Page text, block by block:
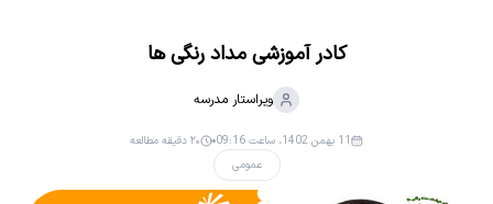
کادر آموزشی مداد رنگی ها
ویراستار مدرسه
عمومی
11 بهمن 1402، ساعت 09:16 ۲۰ دقیقه مطالعه